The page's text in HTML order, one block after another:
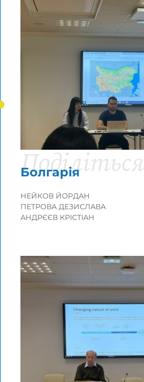
Болгарія
Поділіться
НЕЙКОВ ЙОРДАН
ПЕТРОВА ДЕЗИСЛАВА
АНДРЄЄВ КРІСТІАН